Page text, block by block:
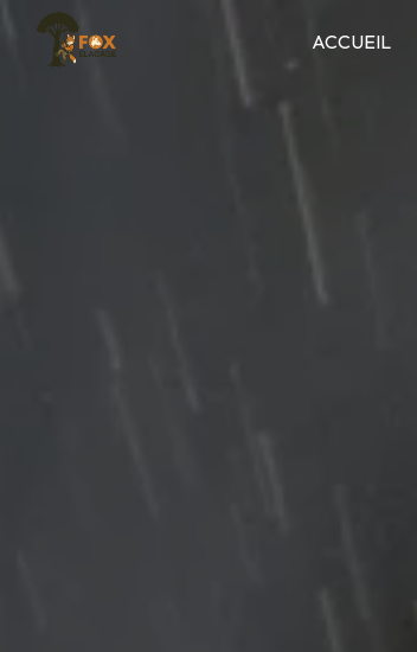
ACCUEIL
Panneau de gestion des cookies